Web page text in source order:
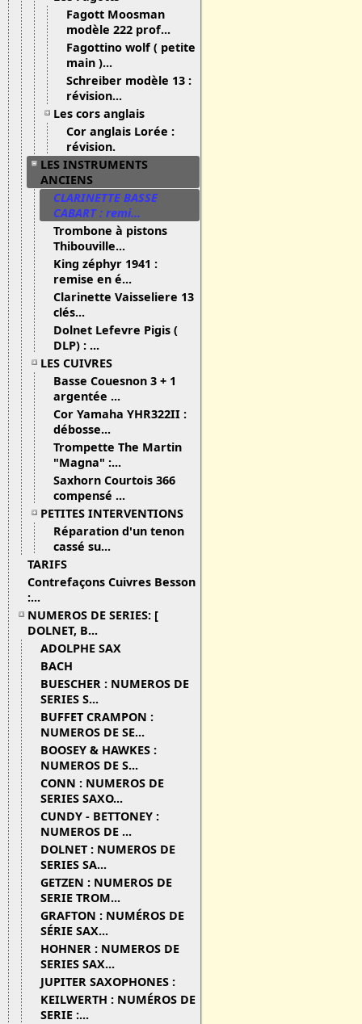
Fagott Moosman
modèle 222 prof...
Fagottino wolf ( petite
main )...
Schreiber modèle 13 :
révision...
Les cors anglais
Cor anglais Lorée :
révision.
LES INSTRUMENTS
ANCIENS
CLARINETTE BASSE
CABART : remi...
Trombone à pistons
Thibouville...
King zéphyr 1941 :
remise en é...
Clarinette Vaisseliere 13
clés...
Dolnet Lefevre Pigis (
DLP) : ...
LES CUIVRES
Basse Couesnon 3 + 1
argentée ...
Cor Yamaha YHR322II :
débosse...
Trompette The Martin
"Magna" :...
Saxhorn Courtois 366
compensé ...
PETITES INTERVENTIONS
Réparation d'un tenon
cassé su...
TARIFS
Contrefaçons Cuivres Besson
:...
NUMEROS DE SERIES: [
DOLNET, B...
ADOLPHE SAX
BACH
BUESCHER : NUMEROS DE
SERIES S...
BUFFET CRAMPON :
NUMEROS DE SE...
BOOSEY & HAWKES :
NUMEROS DE S...
CONN : NUMEROS DE
SERIES SAXO...
CUNDY - BETTONEY :
NUMEROS DE ...
DOLNET : NUMEROS DE
SERIES SA...
GETZEN : NUMEROS DE
SERIE TROM...
GRAFTON : NUMÉROS DE
SÉRIE SAX...
HOHNER : NUMEROS DE
SERIES SAX...
JUPITER SAXOPHONES :
KEILWERTH : NUMÉROS DE
SERIE :...